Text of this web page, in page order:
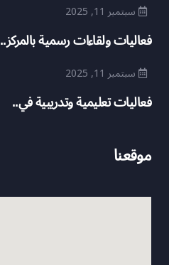
سبتمبر 11, 2025
فعاليات ولقاءات رسمية بالمركز..
سبتمبر 11, 2025
فعاليات تعليمية وتدريبية في..
موقعنا